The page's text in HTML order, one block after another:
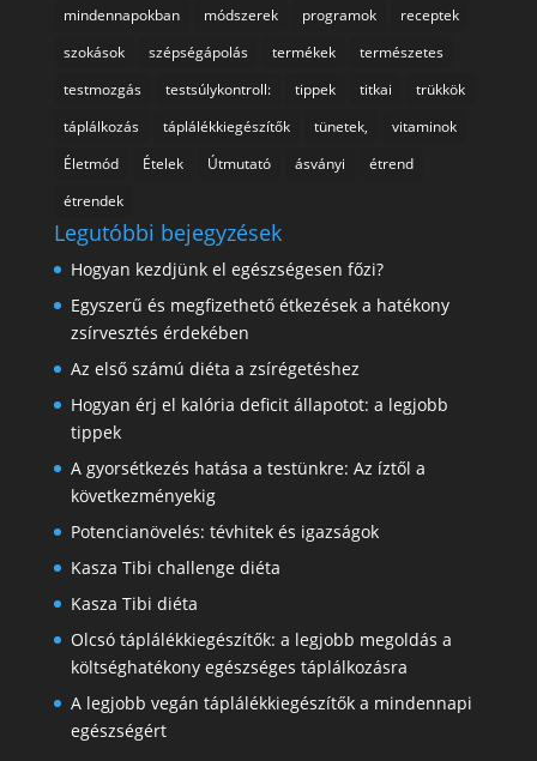
mindennapokban
módszerek programok
receptek
szokások
szépségápolás termékek
természetes
testmozgás
testsúlykontroll: tippek titkai
trükkök
táplálkozás
táplálékkiegészítők tünetek,
vitaminok
Életmód
Ételek Útmutató ásványi
étrend
étrendek
Legutóbbi bejegyzések
Hogyan kezdjünk el egészségesen főzi?
Egyszerű és megfizethető étkezések a hatékony
zsírvesztés érdekében
Az első számú diéta a zsírégetéshez
Hogyan érj el kalória deficit állapotot: a legjobb
tippek
A gyorsétkezés hatása a testünkre: Az íztől a
következményekig
Potencianövelés: tévhitek és igazságok
Kasza Tibi challenge diéta
Kasza Tibi diéta
Olcsó táplálékkiegészítők: a legjobb megoldás a
költséghatékony egészséges táplálkozásra
A legjobb vegán táplálékkiegészítők a mindennapi
egészségért